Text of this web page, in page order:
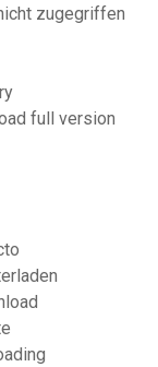
zugegriffen
full version